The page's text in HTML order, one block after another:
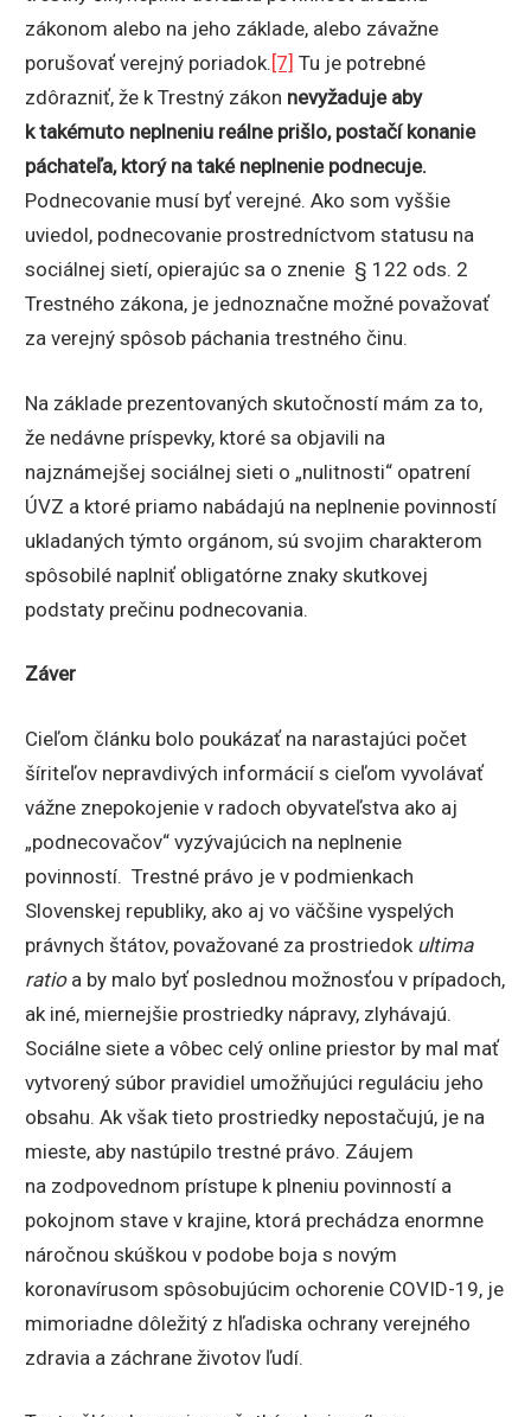
zákonom alebo na jeho základe, alebo závažne
porušovať verejný poriadok. [7] Tu je potrebné
zdôrazniť, že k Trestný zákon nevyžaduje aby
k takémuto neplneniu reálne prišlo, postačí konanie
páchateľa, ktorý na také neplnenie podnecuje.
Podnecovanie musí byť verejné. Ako som vyššie
uviedol, podnecovanie prostredníctvom statusu na
sociálnej sietí, opierajúc sa o znenie § 122 ods. 2
Trestného zákona, je jednoznačne možné považovať
za verejný spôsob páchania trestného činu.
Na základe prezentovaných skutočností mám za to,
že nedávne príspevky, ktoré sa objavili na
najznámejšej sociálnej sieti o „nulitnosti“ opatrení
ÚVZ a ktoré priamo nabádajú na neplnenie povinností
ukladaných týmto orgánom, sú svojim charakterom
spôsobilé naplniť obligatórne znaky skutkovej
podstaty prečinu podnecovania.
Záver
Cieľom článku bolo poukázať na narastajúci počet
šíriteľov nepravdivých informácií s cieľom vyvolávať
vážne znepokojenie v radoch obyvateľstva ako aj
„podnecovačov“ vyzývajúcich na neplnenie
povinností. Trestné právo je v podmienkach
Slovenskej republiky, ako aj vo väčšine vyspelých
právnych štátov, považované za prostriedok ultima
ratioa by malo byť poslednou možnosťou v prípadoch,
ak iné, miernejšie prostriedky nápravy, zlyhávajú.
Sociálne siete a vôbec celý online priestor by mal mať
vytvorený súbor pravidiel umožňujúci reguláciu jeho
obsahu. Ak však tieto prostriedky nepostačujú, je na
mieste, aby nastúpilo trestné právo. Záujem
na zodpovednom prístupe k plneniu povinností a
pokojnom stave v krajine, ktorá prechádza enormne
náročnou skúškou v podobe boja s novým
koronavírusom spôsobujúcim ochorenie COVID-19, je
mimoriadne dôležitý z hľadiska ochrany verejného
zdravia a záchrane životov ľudí.